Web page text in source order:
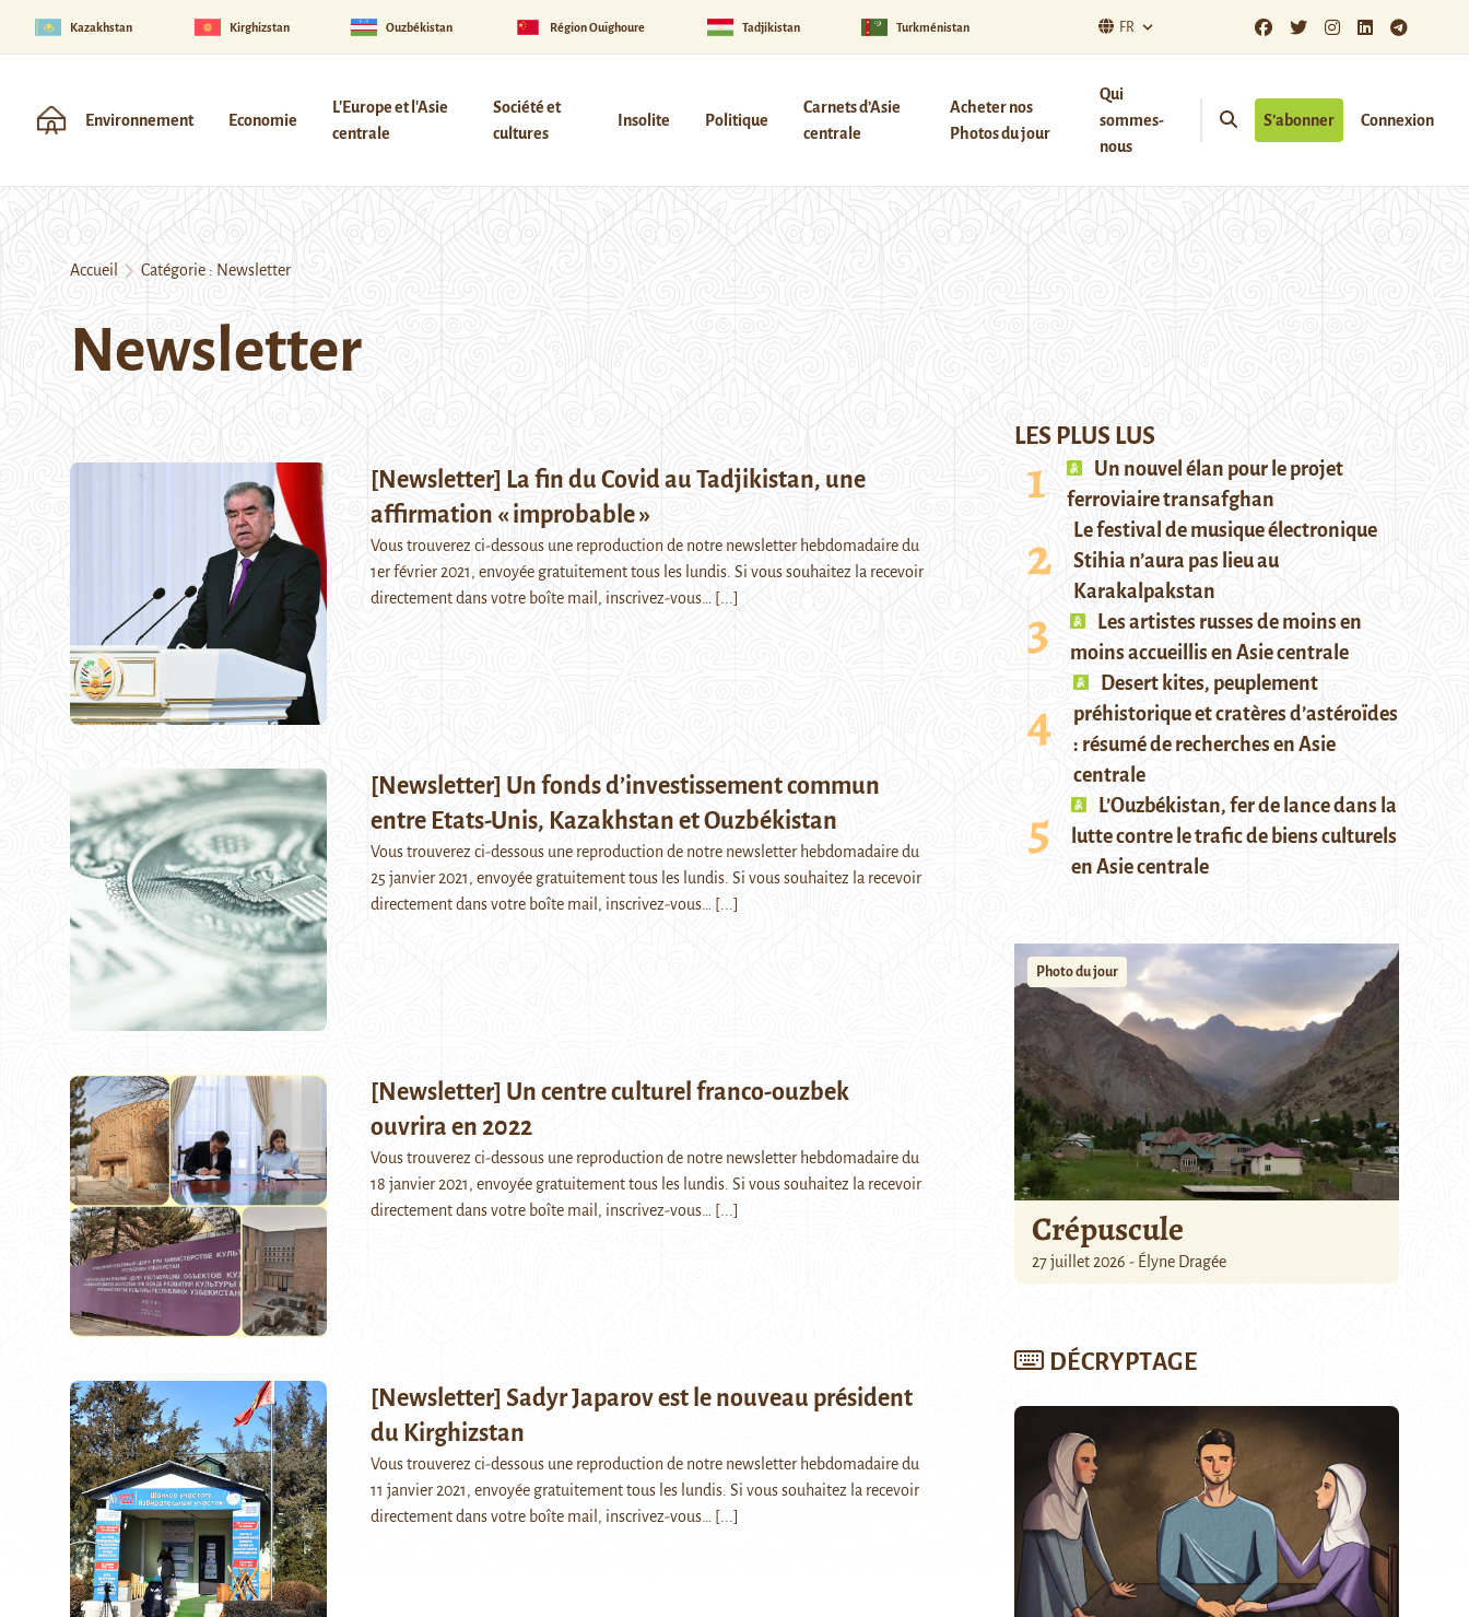
Kazakhstan Kirghizstan Ouzbékistan Région Ouïghoure Tadjikistan Turkménistan FR
Environnement Economie
L'Europe et l'Asie
centrale
Société et
cultures
Insolite Politique
Carnets d’Asie
centrale
Acheter nos
Photos du jour
Qui
sommes-
nous
S’abonner Connexion
Accueil Catégorie : Newsletter
Newsletter
[Newsletter] La fin du Covid au Tadjikistan, une
affirmation « improbable »
Vous trouverez ci-dessous une reproduction de notre newsletter hebdomadaire du
1er février 2021, envoyée gratuitement tous les lundis. Si vous souhaitez la recevoir
directement dans votre boîte mail, inscrivez-vous…
[...]
[Newsletter] Un fonds d’investissement commun
entre Etats-Unis, Kazakhstan et Ouzbékistan
Vous trouverez ci-dessous une reproduction de notre newsletter hebdomadaire du
25 janvier 2021, envoyée gratuitement tous les lundis. Si vous souhaitez la recevoir
directement dans votre boîte mail, inscrivez-vous…
[...]
[Newsletter] Un centre culturel franco-ouzbek
ouvrira en 2022
Vous trouverez ci-dessous une reproduction de notre newsletter hebdomadaire du
18 janvier 2021, envoyée gratuitement tous les lundis. Si vous souhaitez la recevoir
directement dans votre boîte mail, inscrivez-vous…
[...]
[Newsletter] Sadyr Japarov est le nouveau président
du Kirghizstan
Vous trouverez ci-dessous une reproduction de notre newsletter hebdomadaire du
11 janvier 2021, envoyée gratuitement tous les lundis. Si vous souhaitez la recevoir
directement dans votre boîte mail, inscrivez-vous…
[...]
LES PLUS LUS
Un nouvel élan pour le projet
ferroviaire transafghan
Le festival de musique électronique
Stihia n’aura pas lieu au
Karakalpakstan
Les artistes russes de moins en
moins accueillis en Asie centrale
Desert kites, peuplement
préhistorique et cratères d’astéroïdes
: résumé de recherches en Asie
centrale
L’Ouzbékistan, fer de lance dans la
lutte contre le trafic de biens culturels
en Asie centrale
Photo du jour
Crépuscule
27 juillet 2026 - Élyne Dragée
DÉCRYPTAGE